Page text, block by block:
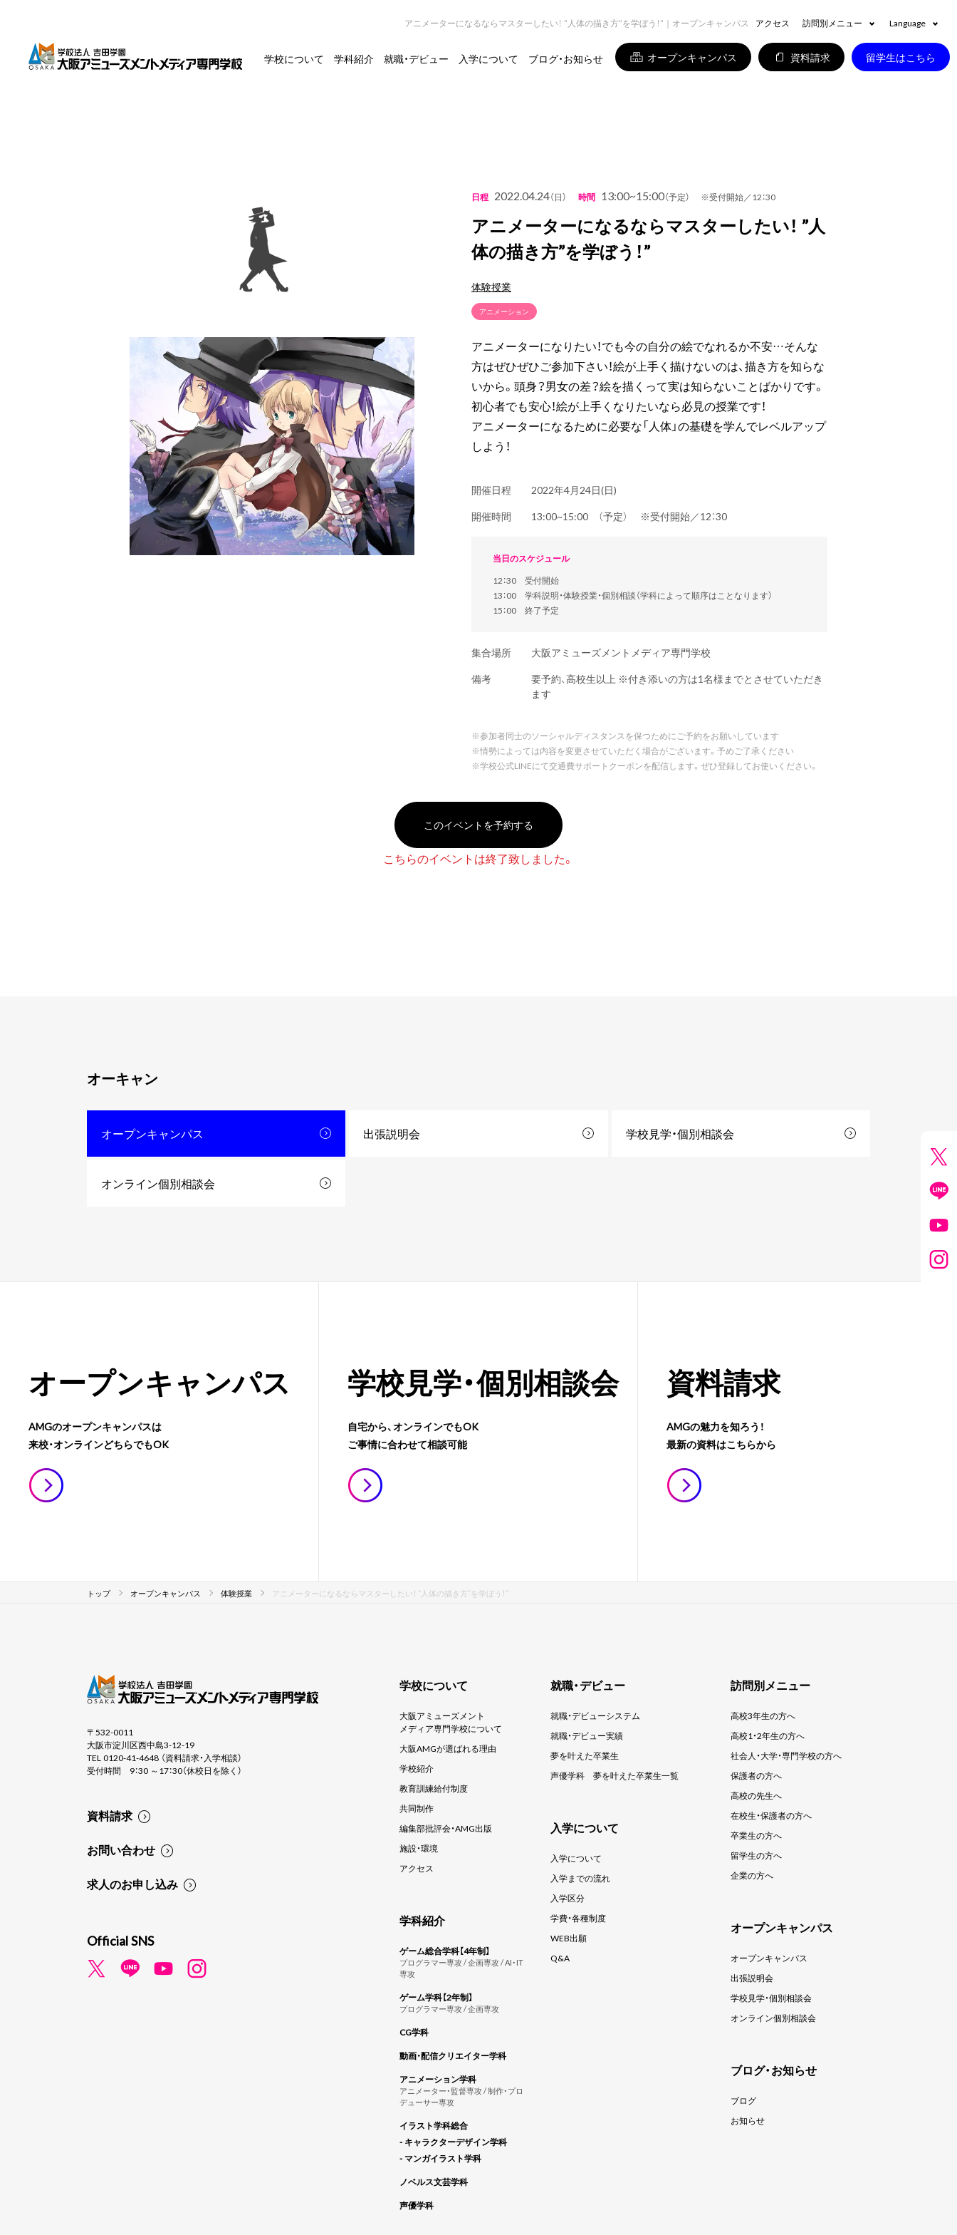
アクセス 訪問別メニュー Language
学校について 学科紹介 就職・デビュー 入学について ブログ・お知らせ オープンキャンパス 資料請求 留学生はこちら
アニメーターになるならマスターしたい！ ”人体の描き方”を学ぼう！”｜オープンキャンパス
日程 2022.04.24（日） 時間 13:00~15:00（予定） ※受付開始／12：30
アニメーターになるならマスターしたい！ ”人
体の描き方”を学ぼう！”
体験授業
アニメーション
アニメーターになりたい！でも今の自分の絵でなれるか不安…そんな
方はぜひぜひご参加下さい！絵が上手く描けないのは、描き方を知らな
いから。頭身？男女の差？絵を描くって実は知らないことばかりです。
初心者でも安心！絵が上手くなりたいなら必見の授業です！
アニメーターになるために必要な「人体」の基礎を学んでレベルアップ
しよう！
開催日程
2022年4月24日(日)
開催時間
13:00~15:00 （予定） ※受付開始／12：30
当日のスケジュール
12：30 受付開始
13：00 学科説明・体験授業・個別相談（学科によって順序はことなります）
15：00 終了予定
集合場所
大阪アミューズメントメディア専門学校
備考
要予約、高校生以上 ※付き添いの方は1名様までとさせていただき
ます
※参加者同士のソーシャルディスタンスを保つためにご予約をお願いしています
※情勢によっては内容を変更させていただく場合がございます。予めご了承ください
※学校公式LINEにて交通費サポートクーポンを配信します。ぜひ登録してお使いください。
このイベントを予約する
こちらのイベントは終了致しました。
オーキャン
オープンキャンパス 出張説明会 学校見学・個別相談会
オンライン個別相談会
オープンキャンパス
AMGのオープンキャンパスは
来校・オンラインどちらでもOK
学校見学・個別相談会
自宅から、オンラインでもOK
ご事情に合わせて相談可能
資料請求
AMGの魅力を知ろう！
最新の資料はこちらから
トップ オープンキャンパス 体験授業 アニメーターになるならマスターしたい！ ”人体の描き方”を学ぼう！”
学校について
大阪アミューズメント
メディア専門学校について
大阪AMGが選ばれる理由
学校紹介
教育訓練給付制度
共同制作
編集部批評会・AMG出版
施設・環境
アクセス
学科紹介
ゲーム総合学科【4年制】
プログラマー専攻 / 企画専攻 / AI・IT
専攻
ゲーム学科【2年制】
プログラマー専攻 / 企画専攻
CG学科
動画・配信クリエイター学科
アニメーション学科
アニメーター・監督専攻 / 制作・プロ
デューサー専攻
イラスト学科総合
- キャラクターデザイン学科
- マンガイラスト学科
ノベルス文芸学科
声優学科
就職・デビュー
就職・デビューシステム
就職・デビュー実績
夢を叶えた卒業生
声優学科 夢を叶えた卒業生一覧
入学について
入学について
入学までの流れ
入学区分
学費・各種制度
WEB出願
Q&A
訪問別メニュー
高校3年生の方へ
高校1・2年生の方へ
社会人・大学・専門学校の方へ
保護者の方へ
高校の先生へ
在校生・保護者の方へ
卒業生の方へ
留学生の方へ
企業の方へ
オープンキャンパス
オープンキャンパス
出張説明会
学校見学・個別相談会
オンライン個別相談会
ブログ・お知らせ
ブログ
お知らせ
〒532-0011
大阪市淀川区西中島3-12-19
TEL 0120-41-4648 （資料請求・入学相談）
受付時間 9：30 ～17：30（休校日を除く）
資料請求
お問い合わせ
求人のお申し込み
Official SNS